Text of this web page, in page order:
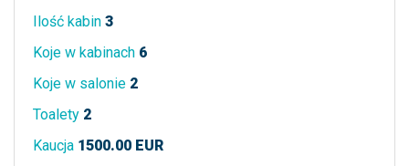
Ilość kabin 3
Koje w kabinach 6
Koje w salonie 2
Toalety 2
Kaucja 1500.00 EUR